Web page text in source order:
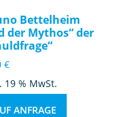
Bettelheim
der Mythos“ der
€
19 % MwSt.
ANFRAGE